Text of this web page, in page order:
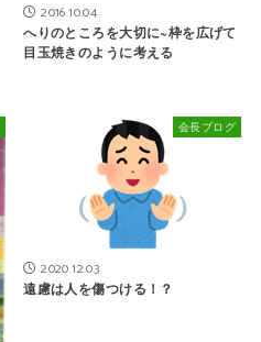
2016.10.04
へりのところを大切に~枠を広げて
目玉焼きのように考える
会長ブログ
2020.12.03
遠慮は人を傷つける！？